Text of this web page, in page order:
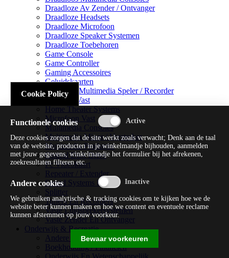
Draadloze Av Zender / Ontvanger
Draadloze Headsets
Draadloze Microfoon
Draadloze Speaker Systemen
Draadloze Toebehoren
Game Console
Game Controller
Gaming Accessoires
Geluidskaarten
Handheld Multimedia Speler / Recorder
Headsets Vast
Home Theater Systems
Microfoon Vast
Multimedia Consoles
Multimedia Mixer / Versterker
Multimedia Productie
Optical Disk Drive
Pc Videokaart
Repeater / Extender
Sound Systems Hi-fi
Splitter
Tuners En Recorders
Vaste Luidsprekersystemen
Vaste Zender En Ontvanger
Onderwijs & Recreatie
Andere Beveiligingssoftware
Boekhouding / Financiën
Cookie Policy
Functionele cookies
Deze cookies zorgen dat de site werkt zoals verwacht; Denk aan de taal
van de website, producten in je winkelmandje bijhouden, aanmelden
met jouw gegevens, winkelmandje het formulier bij het afrekenen,
zoekresultaten filteren etc.
Andere cookies
We gebruiken analytische & tracking cookies om te kijken hoe we de
website beter kunnen maken en hoe we content en eventuele reclame
kunnen afstemmen op jouw voorkeur.
Bewaar voorkeuren